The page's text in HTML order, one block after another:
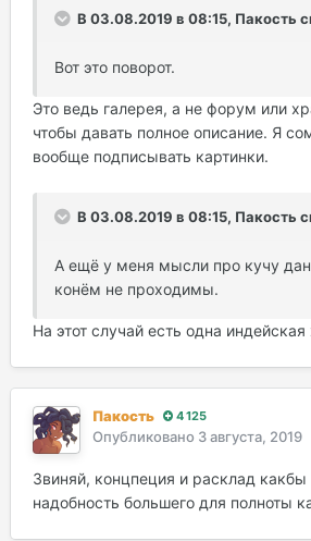
В 03.08.2019 в 08:15, Пакость
Вот это поворот.
Это ведь галерея, а не форум или
чтобы давать полное описание. Я
вообще подписывать картинки.
В 03.08.2019 в 08:15, Пакость
А ещё у меня мысли про кучу
конём не проходимы.
На этот случай есть одна индейская
Пакость 4 125
Опубликовано 3 августа, 2019
Звиняй, концпеция и расклад
надобность большего для полноты